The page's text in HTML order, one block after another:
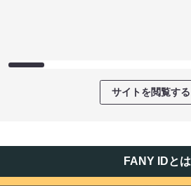
サイトを閲覧する
FANY IDとは